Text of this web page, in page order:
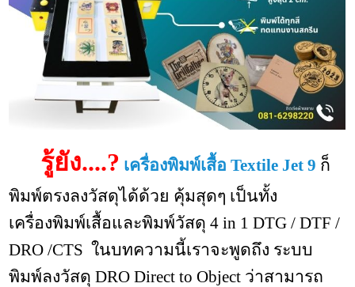
รู้ยัง....? เครื่องพิมพ์เสื้อ Textile Jet 9 ก็
พิมพ์ตรงลงวัสดุได้ด้วย คุ้มสุดๆ เป็นทั้ง
เครื่องพิมพ์เสื้อและพิมพ์วัสดุ 4 in 1 DTG / DTF /
DRO /CTS ในบทความนี้เราจะพูดถึง ระบบ
พิมพ์ลงวัสดุ DRO Direct to Object ว่าสามารถ